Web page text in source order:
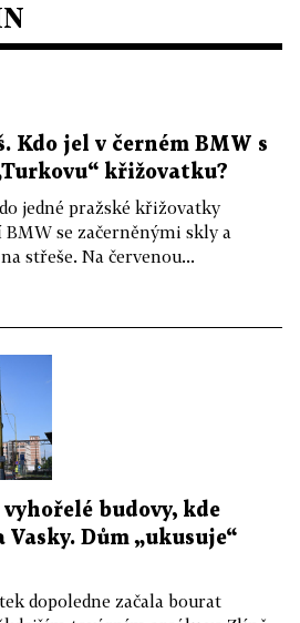
Kdo jel v černém BMW s
křižovatku?
jedné pražské křižovatky
se začerněnými skly a
střeše. Na červenou...
budovy, kde
Dům „ukusuje“
dopoledne začala bourat